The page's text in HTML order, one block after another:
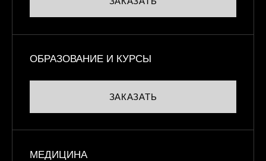
ОБРАЗОВАНИЕ И КУРСЫ
ЗАКАЗАТЬ
МЕДИЦИНА